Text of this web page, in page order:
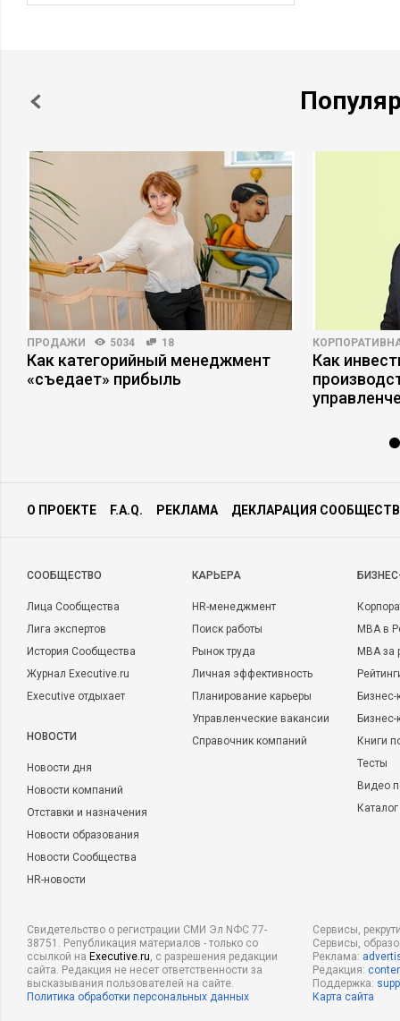
ПРОДАЖИ 5034 18
Как категорийный менеджмент
«съедает» прибыль
Как
О ПРОЕКТЕ F.A.Q. РЕКЛАМА ДЕКЛАРАЦИЯ
CООБЩЕСТВО
Лица Сообщества
Лига экспертов
История Сообщества
Журнал Executive.ru
Executive отдыхает
НОВОСТИ
Новости дня
Новости компаний
Отставки и назначения
Новости образования
Новости Сообщества
HR-новости
КАРЬЕРА
HR-менеджмент
Поиск работы
Рынок труда
Личная эффективность
Планирование карьеры
Управленческие вакансии
Справочник компаний
MBA в
MBA
Бизнес-
Книги
Тесты
Видео
Свидетельство о регистрации СМИ Эл NФС 77-
38751. Републикация материалов - только со
ссылкой на Executive.ru, с разрешения редакции
сайта. Редакция не несет ответственности за
высказывания пользователей на сайте.
Политика обработки персональных данных
Сервисы,
Сервисы,
Реклама:
Редакция:
Поддержка:
Карта сайта